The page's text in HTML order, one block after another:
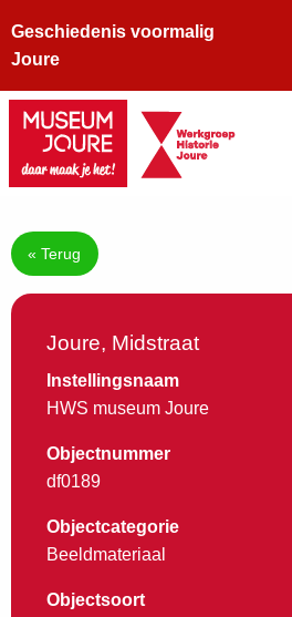
Geschiedenis voormalig
Joure
« Terug
Joure, Midstraat
Instellingsnaam
HWS museum Joure
Objectnummer
df0189
Objectcategorie
Beeldmateriaal
Objectsoort